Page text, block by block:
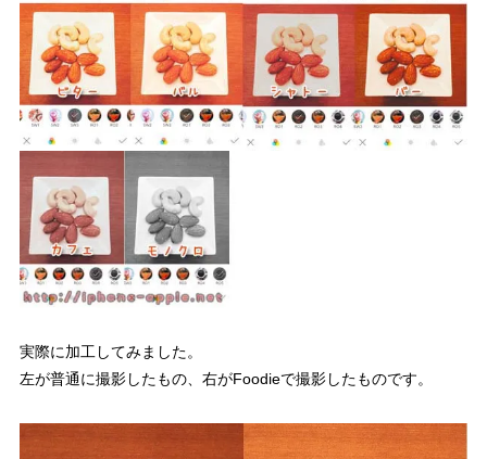
実際に加工してみました。
左が普通に撮影したもの、右がFoodieで撮影したものです。